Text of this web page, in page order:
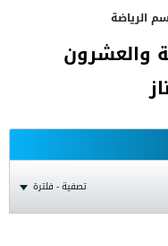
الرياضة
والعشرون
تصفية - فلترة